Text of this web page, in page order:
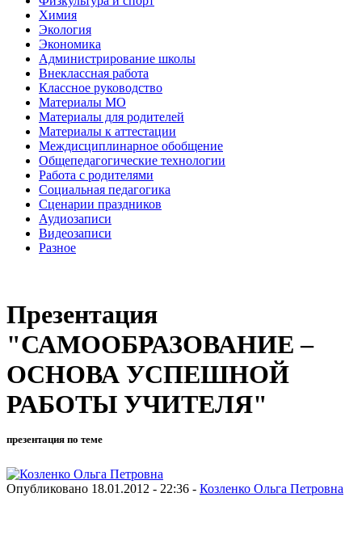
Химия
Экология
Экономика
Администрирование школы
Внеклассная работа
Классное руководство
Материалы МО
Материалы для родителей
Материалы к аттестации
Междисциплинарное обобщение
Общепедагогические технологии
Работа с родителями
Социальная педагогика
Сценарии праздников
Аудиозаписи
Видеозаписи
Разное
Презентация
"САМООБРАЗОВАНИЕ –
ОСНОВА УСПЕШНОЙ
РАБОТЫ УЧИТЕЛЯ"
презентация по теме
Опубликовано 18.01.2012 - 22:36 - Козленко Ольга Петровна